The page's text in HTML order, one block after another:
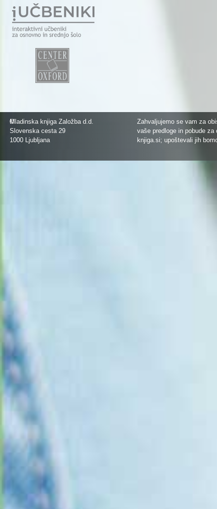
©
Mladinska knjiga Založba d.d.
Slovenska cesta 29
1000 Ljubljana
Zahvaljujemo se vam za
vaše predloge in pobude
knjiga.si; upoštevali jih